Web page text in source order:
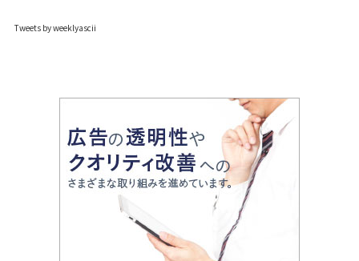
Tweets by weeklyascii